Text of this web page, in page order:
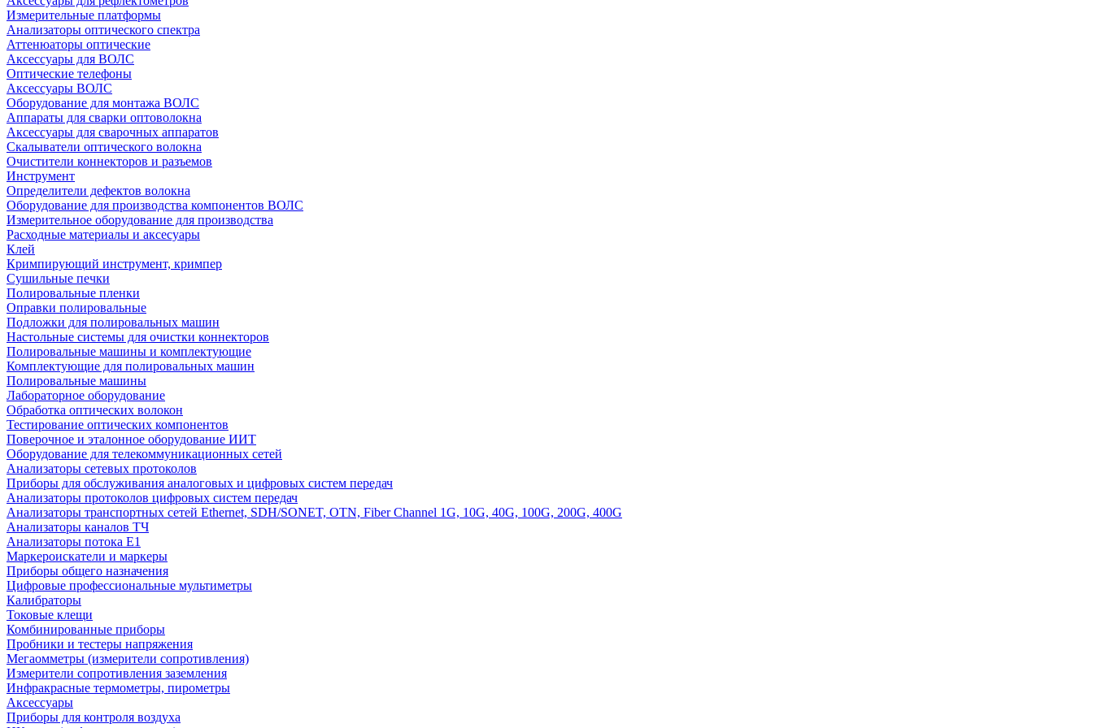
Измерительные платформы
Анализаторы оптического спектра
Аттенюаторы оптические
Аксессуары для ВОЛС
Оптические телефоны
Аксессуары ВОЛС
Оборудование для монтажа ВОЛС
Аппараты для сварки оптоволокна
Аксессуары для сварочных аппаратов
Скалыватели оптического волокна
Очистители коннекторов и разъемов
Инструмент
Определители дефектов волокна
Оборудование для производства компонентов ВОЛС
Измерительное оборудование для производства
Расходные материалы и аксесуары
Клей
Кримпирующий инструмент, кримпер
Сушильные печки
Полировальные пленки
Оправки полировальные
Подложки для полировальных машин
Настольные системы для очистки коннекторов
Полировальные машины и комплектующие
Комплектующие для полировальных машин
Полировальные машины
Лабораторное оборудование
Обработка оптических волокон
Тестирование оптических компонентов
Поверочное и эталонное оборудование ИИТ
Оборудование для телекоммуникационных сетей
Анализаторы сетевых протоколов
Приборы для обслуживания аналоговых и цифровых систем передач
Анализаторы протоколов цифровых систем передач
Анализаторы транспортных сетей Ethernet, SDH/SONET, OTN, Fiber Channel 1G, 10G, 40G, 100G, 200G, 400G
Анализаторы каналов ТЧ
Анализаторы потока Е1
Маркероискатели и маркеры
Приборы общего назначения
Цифровые профессиональные мультиметры
Калибраторы
Токовые клещи
Комбинированные приборы
Пробники и тестеры напряжения
Мегаомметры (измерители сопротивления)
Измерители сопротивления заземления
Инфракрасные термометры, пирометры
Аксессуары
Приборы для контроля воздуха